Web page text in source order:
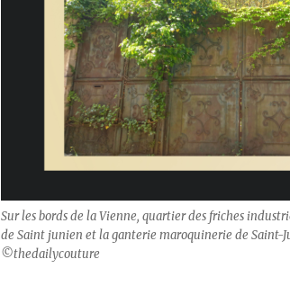
Sur les bords de la Vienne, quartier des friches
de Saint junien et la ganterie maroquinerie de Saint-
©thedailycouture